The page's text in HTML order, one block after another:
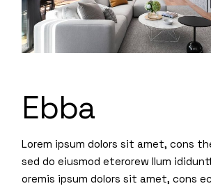
Ebba
Lorem ipsum dolors sit amet, cons
sed do eiusmod eterorew llum
oremis ipsum dolors sit amet, cons